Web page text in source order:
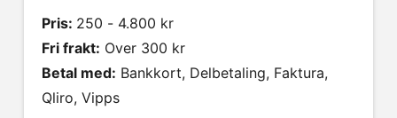
Pris: 250 - 4.800 kr
Fri frakt: Over 300 kr
Betal med:
Qliro, Vipps